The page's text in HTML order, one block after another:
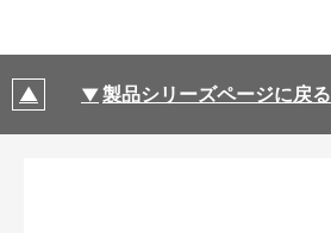
製品シリーズページに戻る